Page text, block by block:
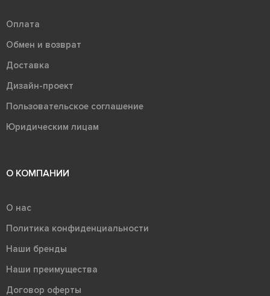
Оплата
Обмен и возврат
Доставка
Дизайн-проект
Пользовательское соглашение
Юридическим лицам
О КОМПАНИИ
О нас
Политика конфиденциальности
Наши бренды
Наши преимущества
Договор оферты